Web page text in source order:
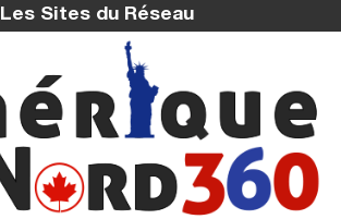
Les Sites du Réseau